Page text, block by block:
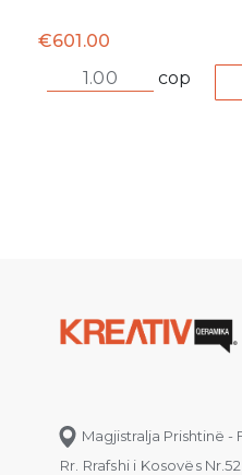
€601.00
cop
Magjistralja Prishtinë -
Rr. Rrafshi i Kosovës Nr.52